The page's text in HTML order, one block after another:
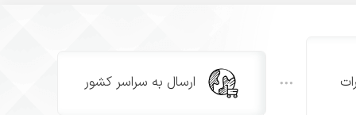
ارسال به سراسر کشور